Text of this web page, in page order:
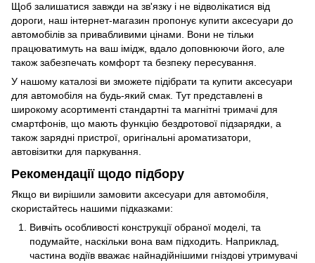
Щоб залишатися завжди на зв'язку і не відволікатися від
дороги, наш інтернет-магазин пропонує купити аксесуари до
автомобілів за привабливими цінами. Вони не тільки
працюватимуть на ваш імідж, вдало доповнюючи його, але
також забезпечать комфорт та безпеку пересування.
У нашому каталозі ви зможете підібрати та купити аксесуари
для автомобіля на будь-який смак. Тут представлені в
широкому асортименті стандартні та магнітні тримачі для
смартфонів, що мають функцію бездротової підзарядки, а
також зарядні пристрої, оригінальні ароматизатори,
автовізитки для паркування.
Рекомендації щодо підбору
Якщо ви вирішили замовити аксесуари для автомобіля,
скористайтесь нашими підказками:
Вивчіть особливості конструкції обраної моделі, та
подумайте, наскільки вона вам підходить. Наприклад,
частина водіїв вважає найнадійнішими гніздові утримувачі